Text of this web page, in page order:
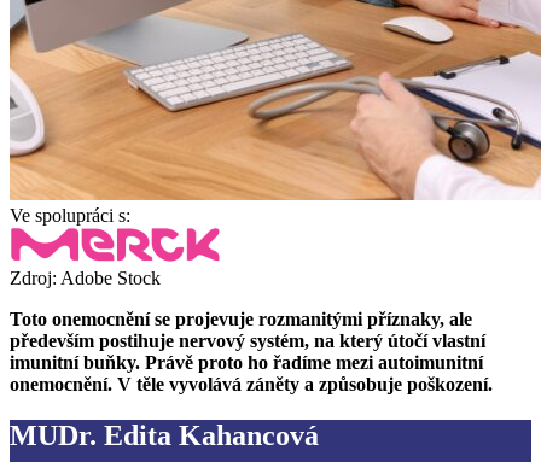
Ve spolupráci s:
Zdroj: Adobe Stock
Toto onemocnění se projevuje rozmanitými příznaky, ale
především postihuje nervový systém, na který útočí vlastní
imunitní buňky. Právě proto ho řadíme mezi autoimunitní
onemocnění. V těle vyvolává záněty a způsobuje poškození.
MUDr. Edita Kahancová